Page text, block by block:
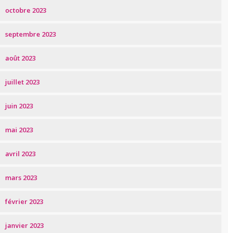
octobre 2023
septembre 2023
août 2023
juillet 2023
juin 2023
mai 2023
avril 2023
mars 2023
février 2023
janvier 2023